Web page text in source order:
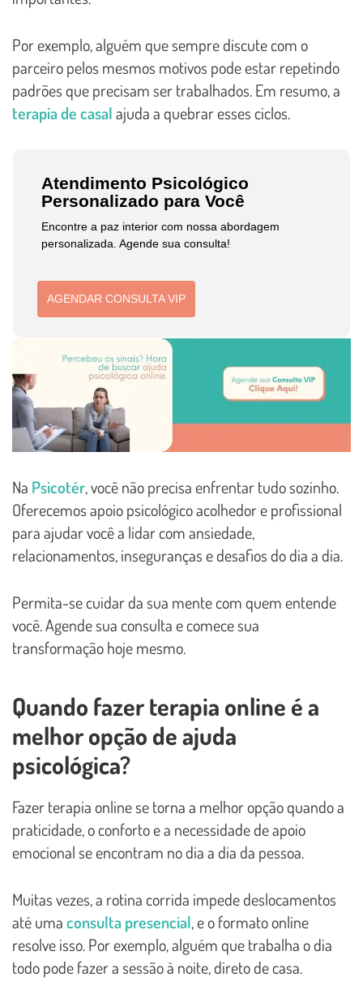
Por exemplo, alguém que sempre discute com o
parceiro pelos mesmos motivos pode estar repetindo
padrões que precisam ser trabalhados. Em resumo, a
terapia de casalajuda a quebrar esses ciclos.
Atendimento Psicológico
Personalizado para Você
Encontre a paz interior com nossa abordagem
personalizada. Agende sua consulta!
AGENDAR CONSULTA VIP
Na Psicotér, você não precisa enfrentar tudo sozinho.
Oferecemos apoio psicológico acolhedor e profissional
para ajudar você a lidar com ansiedade,
relacionamentos, inseguranças e desafios do dia a dia.
Permita-se cuidar da sua mente com quem entende
você. Agende sua consulta e comece sua
transformação hoje mesmo.
Quando fazer terapia online é a
melhor opção de ajuda
psicológica?
Fazer terapia online se torna a melhor opção quando a
praticidade, o conforto e a necessidade de apoio
emocional se encontram no dia a dia da pessoa.
Muitas vezes, a rotina corrida impede deslocamentos
até umaconsulta presencial, e o formato online
resolve isso. Por exemplo, alguém que trabalha o dia
todo pode fazer a sessão à noite, direto de casa.